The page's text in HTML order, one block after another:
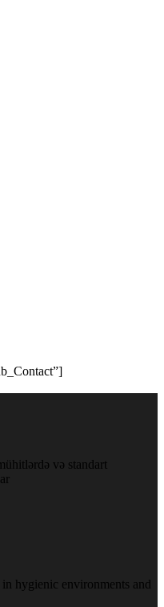
və standart
hygienic environments and